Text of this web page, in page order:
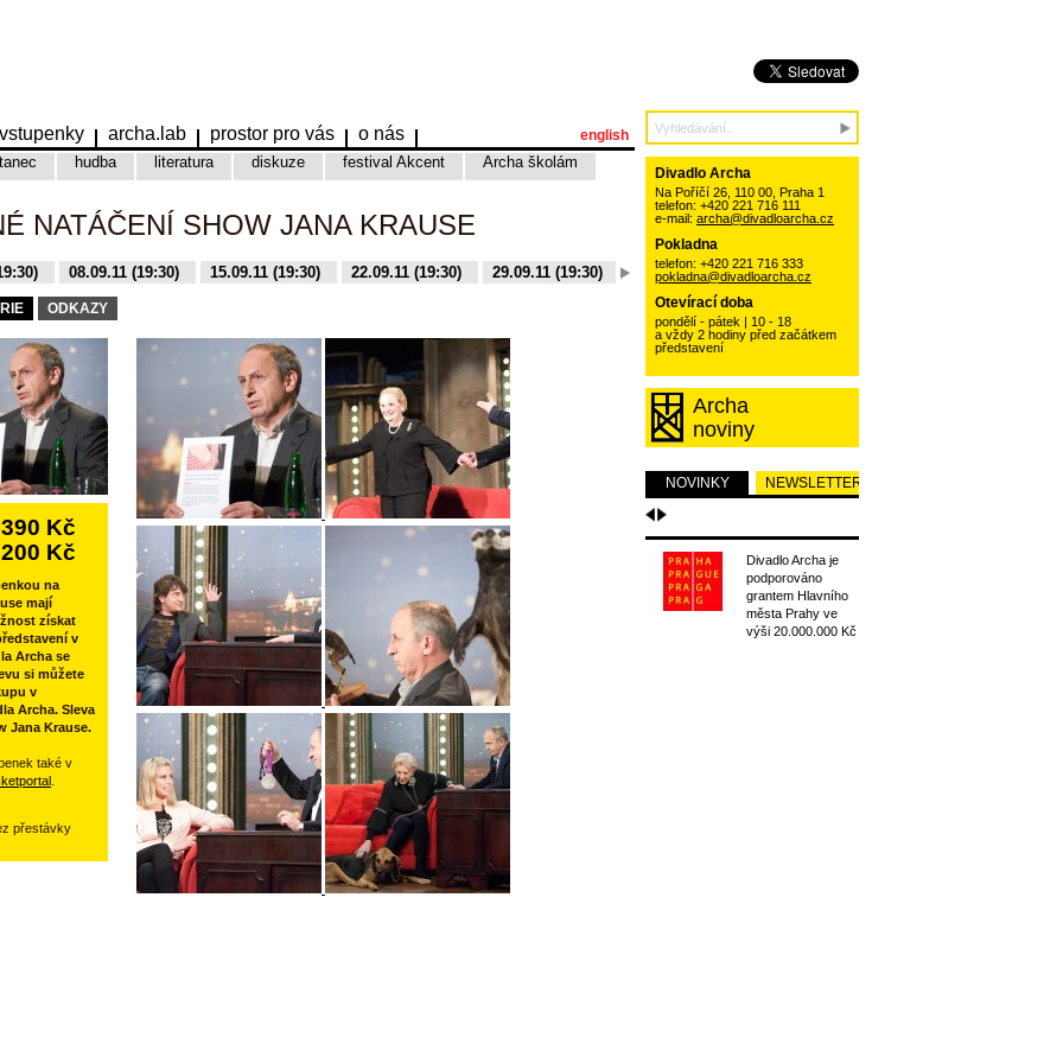
vstupenky archa.lab prostor pro vás o nás
tanec hudba literatura diskuze festival Akcent Archa školám
english
NATÁČENÍ SHOW JANA KRAUSE
08.09.11 (19:30) 15.09.11 (19:30) 22.09.11 (19:30) 29.09.11 (19:30) 06.10.11 (19:30) 13.10.11 (19:30)
16.11.15 (19:30) 01.09.11 (19:30)
ODKAZY
390 Kč
200 Kč
na
mají
získat
v
Archa se
si můžete
v
Archa. Sleva
Jana Krause.
také v
přestávky
Divadlo Archa
Na Poříčí 26, 110 00, Praha 1
telefon: +420 221 716 111
e-mail: archa@divadloarcha.cz
Pokladna
telefon: +420 221 716 333
pokladna@divadloarcha.cz
Otevírací doba
pondělí - pátek | 10 - 18
a vždy 2 hodiny před začátkem
představení
Archa
noviny
NOVINKY NEWSLETTER
Divadlo Archa je
podporováno
grantem Hlavního
města Prahy ve
výši 20.000.000 Kč